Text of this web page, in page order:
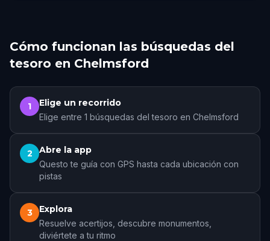
Cómo funcionan las búsquedas del
tesoro en Chelmsford
1 Elige un recorrido
Elige entre 1 búsquedas del tesoro en Chelmsford
2 Abre la app
Questo te guía con GPS hasta cada ubicación con
pistas
3 Explora
Resuelve acertijos, descubre monumentos,
diviértete a tu ritmo